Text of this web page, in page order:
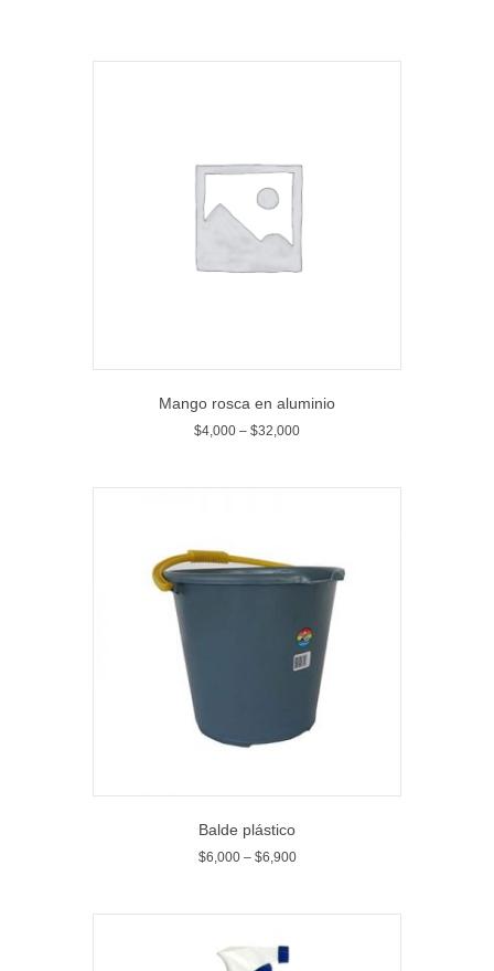
Mango rosca en aluminio
$4,000 – $32,000
Balde plástico
$6,000– $6,900